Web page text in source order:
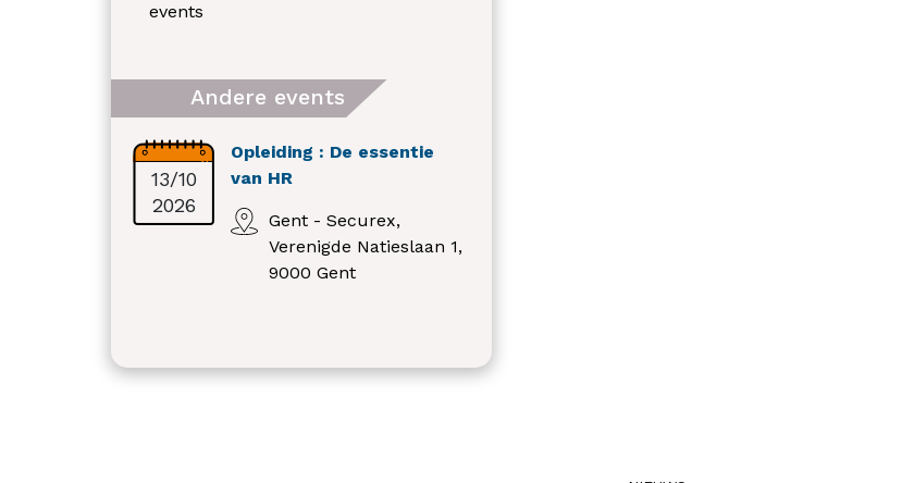
events
Andere events
13/10
2026
Opleiding : De essentie
van HR
Gent - Securex,
Verenigde Natieslaan 1,
9000 Gent